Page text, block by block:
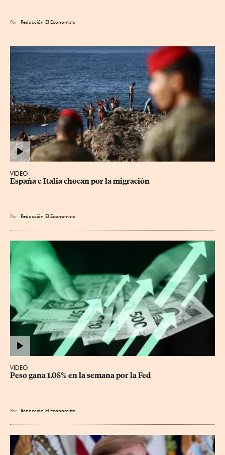
Por Redacción El Economista
VIDEO
España e Italia chocan por la migración
Por Redacción El Economista
VIDEO
Peso gana 1.05% en la semana por la Fed
Por Redacción El Economista